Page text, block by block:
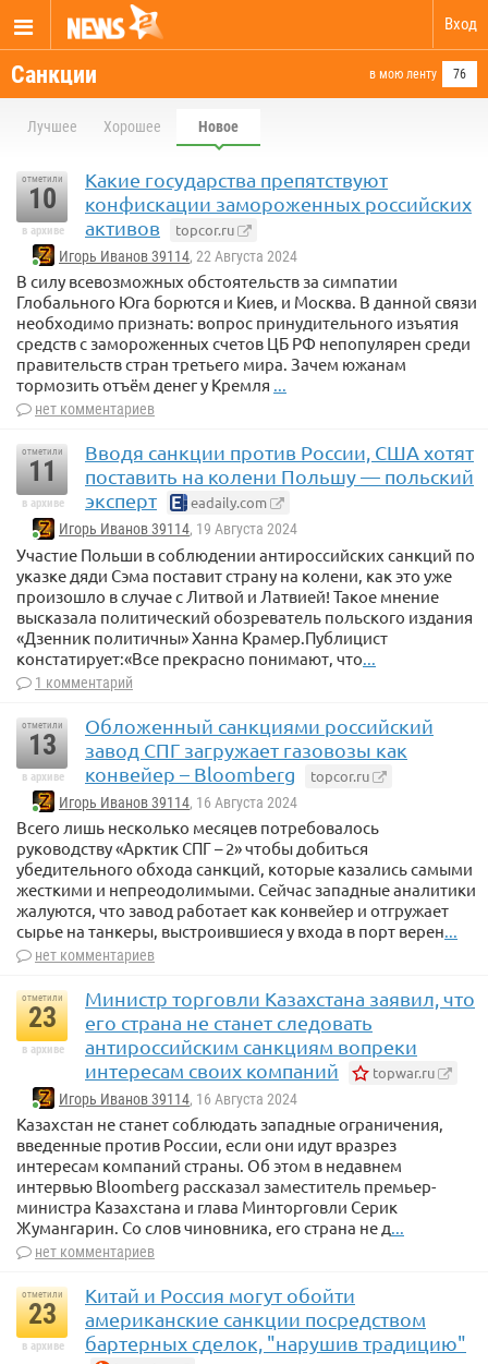
Вход
Санкции в мою ленту 76
Лучшее Хорошее Новое
отметили
10
в архиве
Какие государства препятствуют
конфискации замороженных российских
активов
topcor.ru
Игорь Иванов 39114, 22 Августа 2024
В силу всевозможных обстоятельств за симпатии
Глобального Юга борются и Киев, и Москва. В данной связи
необходимо признать: вопрос принудительного изъятия
средств с замороженных счетов ЦБ РФ непопулярен среди
правительств стран третьего мира. Зачем южанам
тормозить отъём денег у Кремля ...
нет комментариев
отметили
11
в архиве
Вводя санкции против России, США хотят
поставить на колени Польшу — польский
эксперт
eadaily.com
Игорь Иванов 39114, 19 Августа 2024
Участие Польши в соблюдении антироссийских санкций по
указке дяди Сэма поставит страну на колени, как это уже
произошло в случае с Литвой и Латвией! Такое мнение
высказала политический обозреватель польского издания
«Дзенник политичны» Ханна Крамер.Публицист
констатирует:«Все прекрасно понимают, что
1 комментарий
отметили
13
в архиве
Обложенный санкциями российский
завод СПГ загружает газовозы как
конвейер – Bloomberg
topcor.ru
Игорь Иванов 39114, 16 Августа 2024
Всего лишь несколько месяцев потребовалось
руководству «Арктик СПГ – 2» чтобы добиться
убедительного обхода санкций, которые казались самыми
жесткими и непреодолимыми. Сейчас западные аналитики
жалуются, что завод работает как конвейер и отгружает
сырье на танкеры, выстроившиеся у входа в порт верен...
нет комментариев
отметили
23
в архиве
Министр торговли Казахстана заявил, что
его страна не станет следовать
антироссийским санкциям вопреки
интересам своих компаний
topwar.ru
Игорь Иванов 39114, 16 Августа 2024
Казахстан не станет соблюдать западные ограничения,
введенные против России, если они идут вразрез
интересам компаний страны. Об этом в недавнем
интервью Bloomberg рассказал заместитель премьер-
министра Казахстана и глава Минторговли Серик
Жумангарин. Со слов чиновника, его страна не д...
нет комментариев
отметили
23
в архиве
Китай и Россия могут обойти
американские санкции посредством
бартерных сделок, "нарушив традицию"